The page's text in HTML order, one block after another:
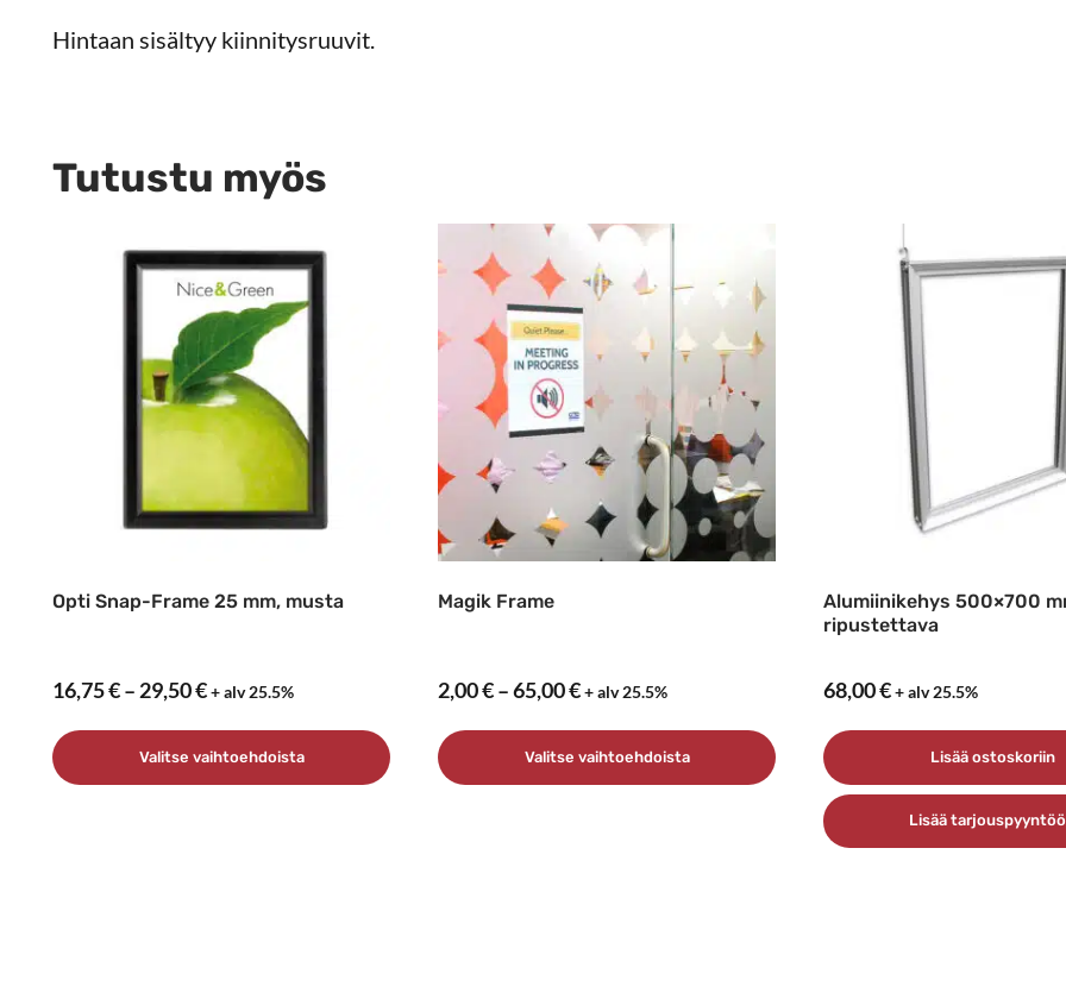
Hintaan sisältyy kiinnitysruuvit.
Tutustu myös
Opti Snap-Frame 25 mm, musta
16,75€– 29,50€Hintaluokka:
–
29,50 €
+ alv 25.5%
Valitse vaihtoehdoista
Magik Frame
2,00€–65,00€Hintaluokka:
–
65,00 €
+ alv 25.5%
Valitse vaihtoehdoista
Alumiinikehys 500×700
ripustettava
68,00€+ alv 25.5%
Lisää ostoskoriin
Lisää